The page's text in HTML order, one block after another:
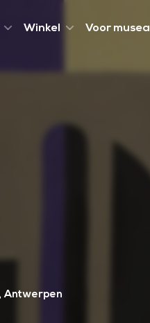
Winkel Voor musea
Antwerpen